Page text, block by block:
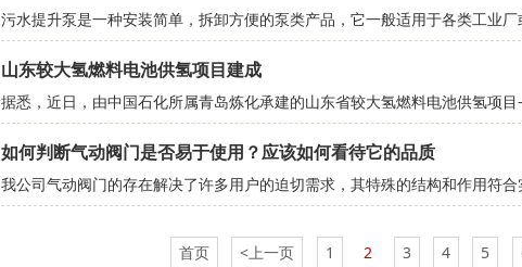
污水提升泵是一种安装简单，拆卸方便的泵类产品，它一般适用于各类工业厂
山东较大氢燃料电池供氢项目建成
据悉，近日，由中国石化所属青岛炼化承建的山东省较大氢燃料电池供氢项
如何判断气动阀门是否易于使用？应该如何看待它的品质
我公司气动阀门的存在解决了许多用户的迫切需求，其特殊的结构和作用符合
首页 <上一页 1 2 3 4 5